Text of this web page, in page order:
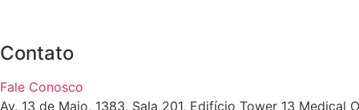
Contato
Fale Conosco
Av. 13 de Maio, 1383, Sala 201, Edifício Tower 13 Medical